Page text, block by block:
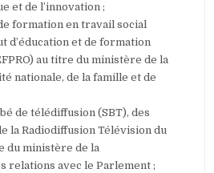
et de l’innovation ;
formation en travail social
d’éducation et de formation
au titre du ministère de la
nationale, de la famille et de
de télédiffusion (SBT), des
la Radiodiffusion Télévision du
du ministère de la
relations avec le Parlement ;